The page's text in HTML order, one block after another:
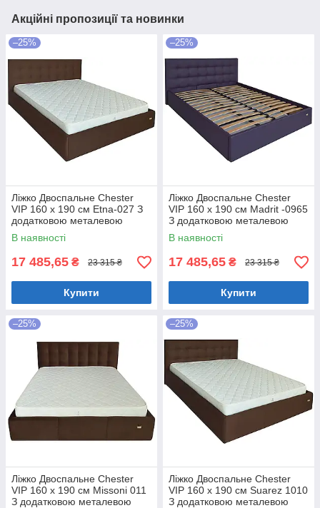
Акційні пропозиції та новинки
–25%
Ліжко Двоспальне Chester
VIP 160 х 190 см Etna-027 З
додатковою металевою
цільнозварною рамою
Коричневий
В наявності
17 485,65 ₴ 23 315 ₴
Купити
–25%
Ліжко Двоспальне Chester
VIP 160 х 190 см Madrit -0965
З додатковою металевою
цільнозварною рамою
Фіолетовий
В наявності
17 485,65 ₴ 23 315 ₴
Купити
–25%
Ліжко Двоспальне Chester
VIP 160 х 190 см Missoni 011
З додатковою металевою
–25%
Ліжко Двоспальне Chester
VIP 160 х 190 см Suarez 1010
З додатковою металевою